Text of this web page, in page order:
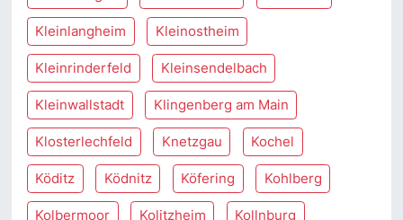
Kleinlangheim Kleinostheim
Kleinrinderfeld Kleinsendelbach
Kleinwallstadt Klingenberg am Main
Klosterlechfeld Knetzgau Kochel
Köditz Ködnitz Köfering Kohlberg
Kolbermoor Kolitzheim Kollnburg